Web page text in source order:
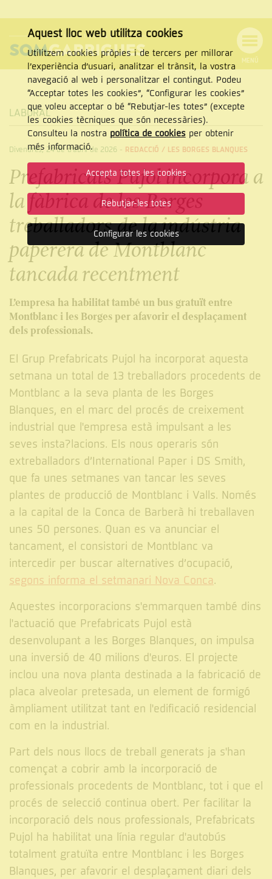
NAVEGACIÓ
MENÚ
Cercar
CERCAR
LABORAL
Divendres, 24 de d’abril de 2026 - REDACCIÓ / LES BORGES BLANQUES
Prefabricats Pujol incorpora a
la fàbrica de les Borges
treballadors de la indústria
paperera de Montblanc
tancada recentment
L’empresa ha habilitat també un bus gratuït entre
Montblanc i les Borges per afavorir el desplaçament
dels professionals.
El Grup Prefabricats Pujol ha incorporat aquesta
setmana un total de 13 treballadors procedents de
Montblanc a la seva planta de les Borges
Blanques, en el marc del procés de creixement
industrial que l'empresa està impulsant a les
seves insta?lacions. Els nous operaris són
extreballadors d’International Paper i DS Smith,
que fa unes setmanes van tancar les seves
plantes de producció de Montblanc i Valls. Només
a la capital de la Conca de Barberà hi treballaven
unes 50 persones. Quan es va anunciar el
tancament, el consistori de Montblanc va
intercedir per buscar alternatives d’ocupació,
segons informa el setmanari Nova Conca.
Aquestes incorporacions s'emmarquen també dins
l'actuació que Prefabricats Pujol està
desenvolupant a les Borges Blanques, on impulsa
una inversió de 40 milions d'euros. El projecte
inclou una nova planta destinada a la fabricació de
placa alveolar pretesada, un element de formigó
àmpliament utilitzat tant en l'edificació residencial
com en la industrial.
Part dels nous llocs de treball generats ja s'han
començat a cobrir amb la incorporació de
professionals procedents de Montblanc, tot i que el
procés de selecció continua obert. Per facilitar la
incorporació dels nous professionals, Prefabricats
Pujol ha habilitat una línia regular d'autobús
totalment gratuïta entre Montblanc i les Borges
Blanques, per afavorir el desplaçament diari dels
Aquest lloc web utilitza cookies
Utilitzem cookies pròpies i de tercers per millorar
l’experiència d’usuari, analitzar el trànsit, la vostra
navegació al web i personalitzar el contingut. Podeu
“Acceptar totes les cookies”, “Configurar les cookies”
que voleu acceptar o bé “Rebutjar-les totes” (excepte
les cookies tècniques que són necessàries).
Consulteu la nostra política de cookiesper obtenir
més informació.
Accepta totes les cookies
Rebutjar-les totes
Configurar les cookies